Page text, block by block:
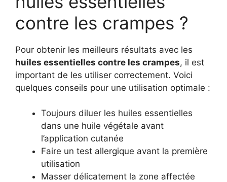
contre les crampes ?
Pour obtenir les meilleurs résultats avec les
huiles essentielles contre les crampes, il est
important de les utiliser correctement. Voici
quelques conseils pour une utilisation optimale :
Toujours diluer les huiles essentielles
dans une huile végétale avant
l’application cutanée
Faire un test allergique avant la première
utilisation
Masser délicatement la zone affectée